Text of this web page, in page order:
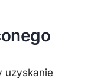
uzyskanie